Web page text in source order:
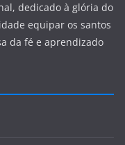
dedicado à glória do
equipar os santos
da fé e aprendizado